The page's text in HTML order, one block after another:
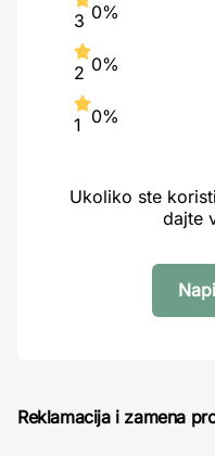
3 0%
2 0%
1 0%
Ukoliko ste
dajte
Reklamacija i zamena